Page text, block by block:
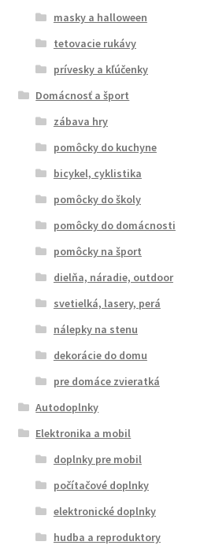
masky a halloween
tetovacie rukávy
prívesky a kľúčenky
Domácnosť a šport
zábava hry
pomôcky do kuchyne
bicykel, cyklistika
pomôcky do školy
pomôcky do domácnosti
pomôcky na šport
dielňa, náradie, outdoor
svetielká, lasery, perá
nálepky na stenu
dekorácie do domu
pre domáce zvieratká
Autodoplnky
Elektronika a mobil
doplnky pre mobil
počítačové doplnky
elektronické doplnky
hudba a reproduktory